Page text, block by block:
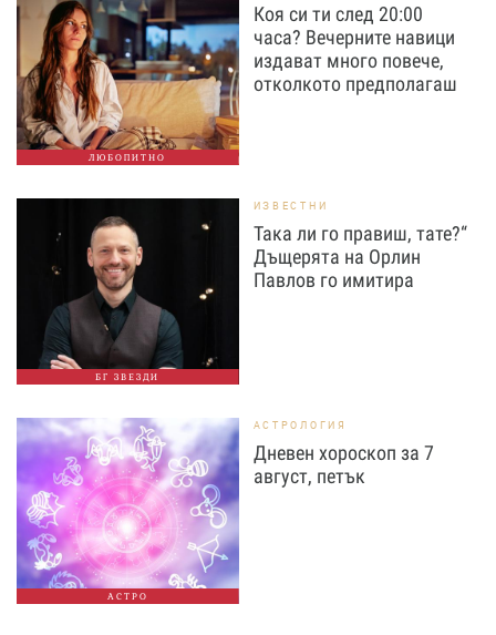
ЛЮБОПИТНО
Коя си ти след 20:00
часа? Вечерните навици
издават много повече,
отколкото предполагаш
БГ ЗВЕЗДИ
ИЗВЕСТНИ
Така ли го правиш, тате?“
Дъщерята на Орлин
Павлов го имитира
АСТРО
АСТРОЛОГИЯ
Дневен хороскоп за 7
август, петък